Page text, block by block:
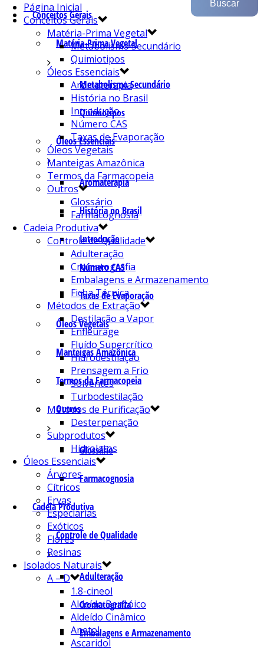
Conceitos Gerais
Matéria-Prima Vegetal
Metabolismo Secundário
Quimiotipos
Óleos Essenciais
Aromaterapia
História no Brasil
Introdução
Número CAS
Taxas de Evaporação
Óleos Vegetais
Manteigas Amazônica
Termos da Farmacopeia
Outros
Glossário
Farmacognosia
Cadeia Produtiva
Controle de Qualidade
Adulteração
Cromatografia
Embalagens e Armazenamento
Página Inicial
Conceitos Gerais
Matéria-Prima Vegetal
Metabolismo Secundário
Quimiotipos
Óleos Essenciais
Aromaterapia
História no Brasil
Introdução
Número CAS
Taxas de Evaporação
Óleos Vegetais
Manteigas Amazônica
Termos da Farmacopeia
Outros
Glossário
Farmacognosia
Cadeia Produtiva
Controle de Qualidade
Adulteração
Cromatografia
Embalagens e Armazenamento
Ficha Técnica
Métodos de Extração
Destilação a Vapor
Enfleurage
Fluído Supercrítico
Hidrodestilação
Prensagem a Frio
Solventes
Turbodestilação
Métodos de Purificação
Desterpenação
Subprodutos
Hidrolatos
Óleos Essenciais
Árvores
Cítricos
Ervas
Especiarias
Exóticos
Flores
Resinas
Isolados Naturais
A – D
1.8-cineol
Aldeído Benzóico
Aldeído Cinâmico
Anetol
Ascaridol